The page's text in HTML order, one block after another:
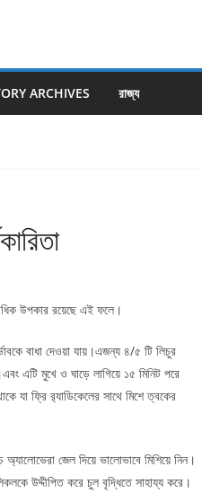
ARCHIVES রাজ্য
উপকার রয়েছে এই ফলে।
বাধা দেওয়া যায়।এজন্য ৪/৫ টি লিচুর
এটি মুখে ও ঘাড়ে লাগিয়ে ১৫ মিনিট পরে
যা ফ্রি র‍্যাডিকেলের সাথে মিশে ত্বকের
জেল দিয়ে ভালোভাবে মিশিয়ে নিন।
উদ্দীপিত করে চুল বৃদ্ধিতে সাহায্য করে।